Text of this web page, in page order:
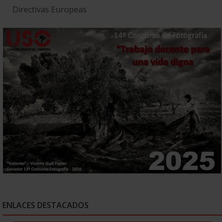
Directivas Europeas
ENLACES DESTACADOS